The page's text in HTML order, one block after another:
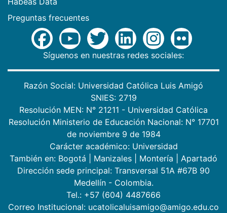
Preguntas frecuentes
Síguenos en nuestras redes sociales:
Razón Social: Universidad Católica Luis Amigó
SNIES: 2719
Resolución MEN: N° 21211 - Universidad Católica
Resolución Ministerio de Educación Nacional: N° 17701
de noviembre 9 de 1984
Carácter académico: Universidad
También en: Bogotá Manizales Montería
Apartadó
Dirección sede principal: Transversal 51A #67B 90
Medellín - Colombia.
Tel.: +57 (604) 4487666
Correo Institucional: ucatolicaluisamigo@amigo.edu.co